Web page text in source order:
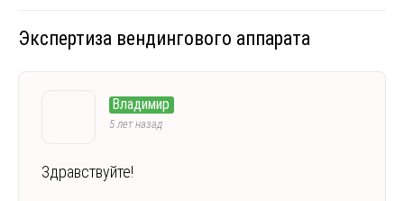
Экспертиза вендингового аппарата
Владимир
5 лет назад
Здравствуйте!